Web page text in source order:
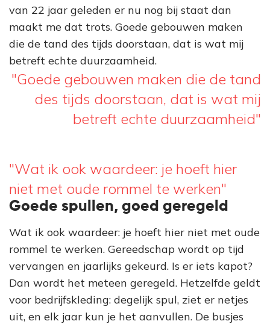
van 22 jaar geleden er nu nog bij staat dan
maakt me dat trots. Goede gebouwen maken
die de tand des tijds doorstaan, dat is wat mij
betreft echte duurzaamheid.
"Goede gebouwen maken die de tand
des tijds doorstaan, dat is wat mij
betreft echte duurzaamheid"
Goede spullen, goed geregeld
Wat ik ook waardeer: je hoeft hier niet met oude
rommel te werken. Gereedschap wordt op tijd
vervangen en jaarlijks gekeurd. Is er iets kapot?
Dan wordt het meteen geregeld. Hetzelfde geldt
voor bedrijfskleding: degelijk spul, ziet er netjes
uit, en elk jaar kun je het aanvullen. De busjes
"Wat ik ook waardeer: je hoeft hier
niet met oude rommel te werken"